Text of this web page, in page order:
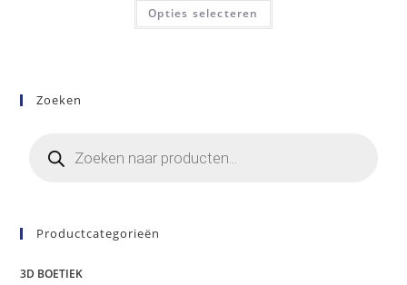
tot
€149,00
Opties selecteren
heeft
Zoeken
zoeken
Productcategorieën
3D BOETIEK